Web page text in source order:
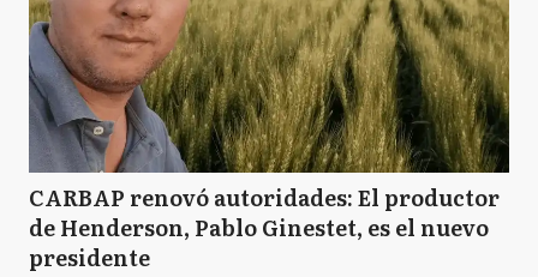
CARBAP renovó autoridades: El productor
de Henderson, Pablo Ginestet, es el nuevo
presidente